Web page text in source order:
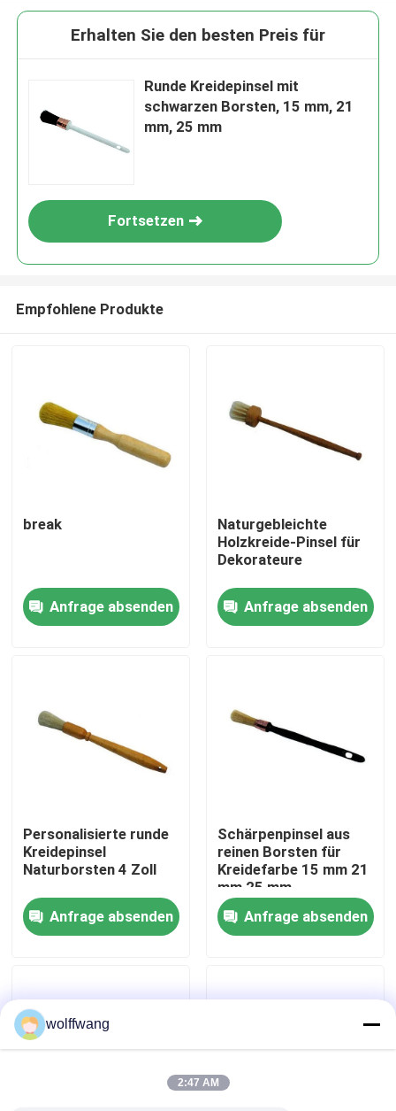
Startseite
Über uns
Kontakt
Nachrichten
Hauspinsel
Erhalten Sie den besten Preis für
Runde Kreidepinsel mit
schwarzen Borsten, 15 mm, 21
mm, 25 mm
Fortsetzen
Empfohlene Produkte
break
Anfrage absenden
Naturgebleichte
Holzkreide-Pinsel für
Dekorateure
Anfrage absenden
Personalisierte runde
Kreidepinsel
Naturborsten 4 Zoll
Anfrage absenden
Schärpenpinsel aus
reinen Borsten für
Kreidefarbe 15 mm 21
mm 25 mm
Anfrage absenden
wolffwang
2:47 AM